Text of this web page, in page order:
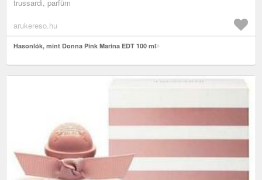
trussardi, parfüm
arukereso.hu
Hasonlók, mint Donna Pink Marina EDT 100 ml